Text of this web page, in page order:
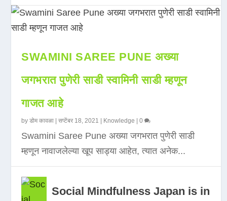
SWAMINI SAREE PUNE अख्या
जगभरात पुणेरी साडी स्वामिनी साडी म्हणून
गाजत आहे
byडोम कावळा |सप्टेंबर 18, 2021 Knowledge |0
Swamini Saree Pune अख्या जगभरात पुणेरी साडी
म्हणून नावाजलेल्या खूप साड्या आहेत, त्यात अनेक...
Social Mindfulness Japan is in